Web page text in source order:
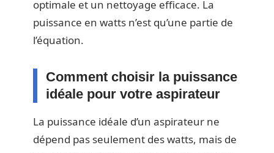
optimale et un nettoyage efficace. La
puissance en watts n’est qu’une partie de
l’équation.
Comment choisir la puissance
idéale pour votre aspirateur
La puissance idéale d’un aspirateur ne
dépend pas seulement des watts, mais de